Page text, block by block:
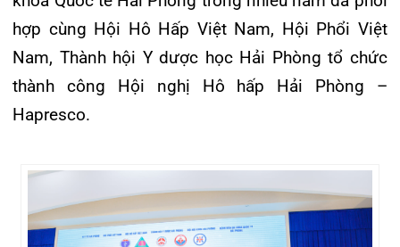
CẢNH BÁO: TỰ Ý SỬ DỤNG
THUỐC NAM, THUỐC BẮC KHÔ...
24/07/2026
Đặt lịch khám